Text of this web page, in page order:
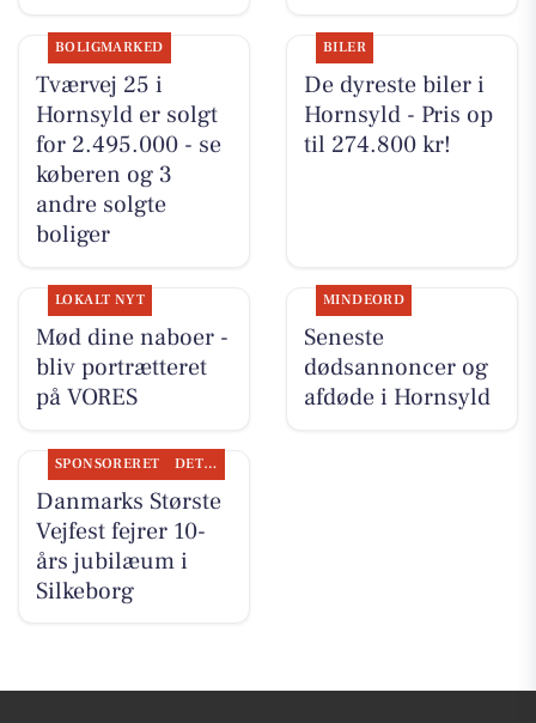
BOLIGMARKED
Tværvej 25 i
Hornsyld er solgt
for 2.495.000 - se
køberen og 3
andre solgte
boliger
BILER
De dyreste biler i
Hornsyld - Pris op
til 274.800 kr!
LOKALT NYT
Mød dine naboer -
bliv portrætteret
på VORES
MINDEORD
Seneste
dødsannoncer og
afdøde i Hornsyld
SPONSORERET DET SKER
Danmarks Største
Vejfest fejrer 10-
års jubilæum i
Silkeborg